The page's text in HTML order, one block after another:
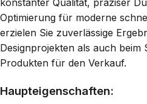
Optimierung für moderne
erzielen Sie zuverlässige
Designprojekten als auch
Produkten für den Verkauf.
Haupteigenschaften: